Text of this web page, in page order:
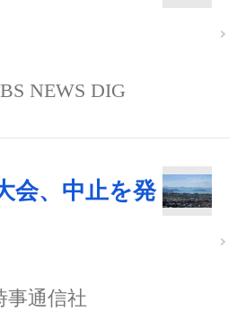
NEWS DIG
会、中止を発
事通信社